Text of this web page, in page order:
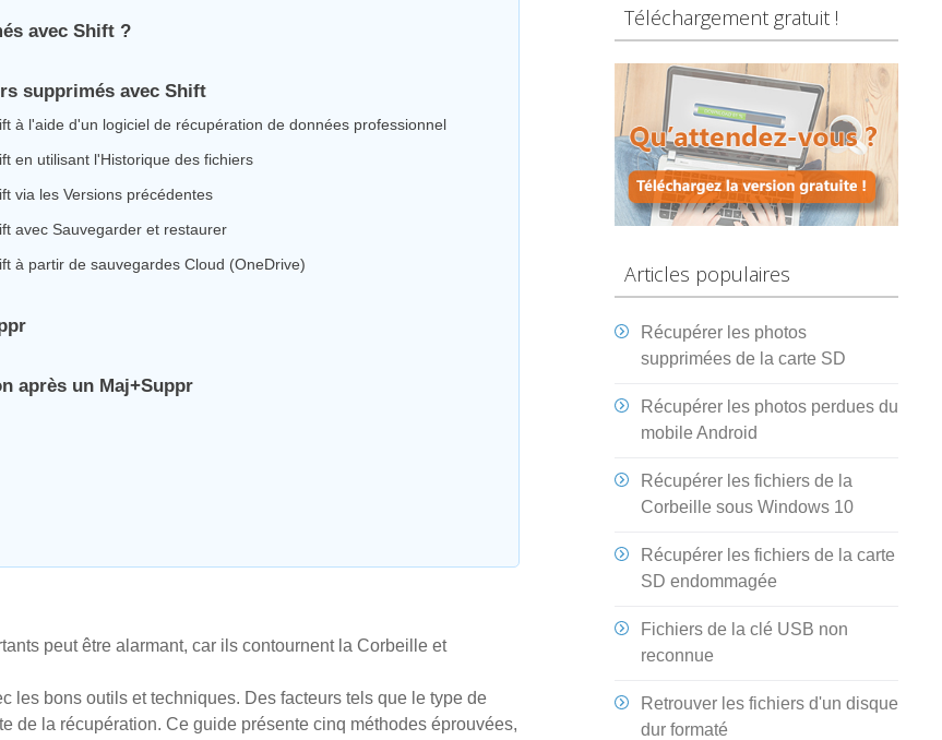
avec Shift ?
supprimés avec Shift
à l'aide d'un logiciel de récupération de données professionnel
en utilisant l'Historique des fichiers
via les Versions précédentes
avec Sauvegarder et restaurer
à partir de sauvegardes Cloud (OneDrive)
après un Maj+Suppr
peut être alarmant, car ils contournent la Corbeille et
les bons outils et techniques. Des facteurs tels que le type de
de la récupération. Ce guide présente cinq méthodes éprouvées,
Téléchargement gratuit !
Articles populaires
Récupérer les photos
supprimées de la carte SD
Récupérer les photos perdues du
mobile Android
Récupérer les fichiers de la
Corbeille sous Windows 10
Récupérer les fichiers de la carte
SD endommagée
Fichiers de la clé USB non
reconnue
Retrouver les fichiers d'un disque
dur formaté